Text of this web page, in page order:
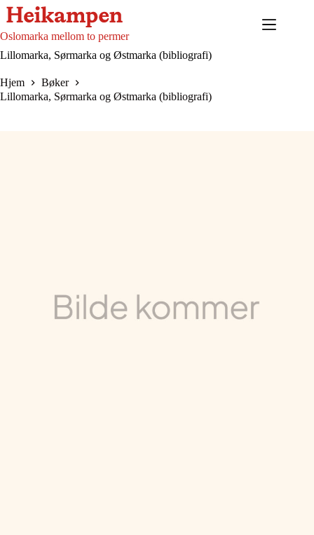
Hopp
til
innholdet
Oslomarka mellom to permer
Lillomarka, Sørmarka og Østmarka (bibliografi)
Hjem
Bøker
Lillomarka, Sørmarka og Østmarka (bibliografi)